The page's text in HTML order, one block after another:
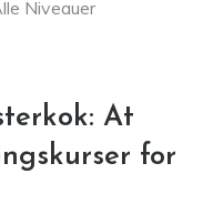
Niveauer
At
for